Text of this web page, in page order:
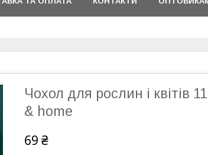
Чохол для рослин і квітів
& home
69 ₴